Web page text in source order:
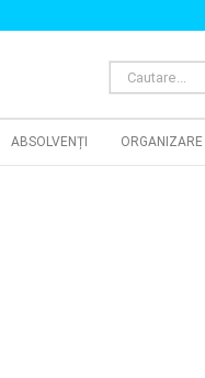
Cautare...
ABSOLVENȚI ORGANIZARE